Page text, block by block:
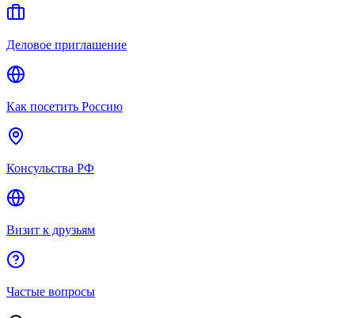
Деловое приглашение
Как посетить Россию
Консульства РФ
Визит к друзьям
Частые вопросы